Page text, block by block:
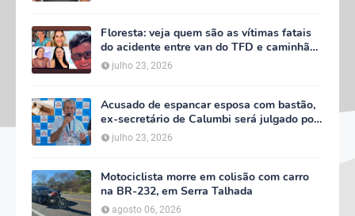
Floresta: veja quem são as vítimas fatais
do acidente entre van do TFD e caminhão
na PE-360
julho 23, 2026
Acusado de espancar esposa com bastão,
ex-secretário de Calumbi será julgado por
tentativa de feminicídio
julho 23, 2026
Motociclista morre em colisão com carro
na BR-232, em Serra Talhada
agosto 06, 2026